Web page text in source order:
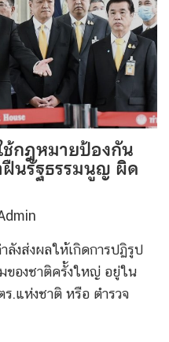
ช้กฎหมายป้องกัน
ฝืนรัฐธรรมนูญ ผิด
งผลให้เกิดการปฏิรูป
ของชาติครั้งใหญ่ อยู่ใน
.แห่งชาติ หรือ ตำรวจ